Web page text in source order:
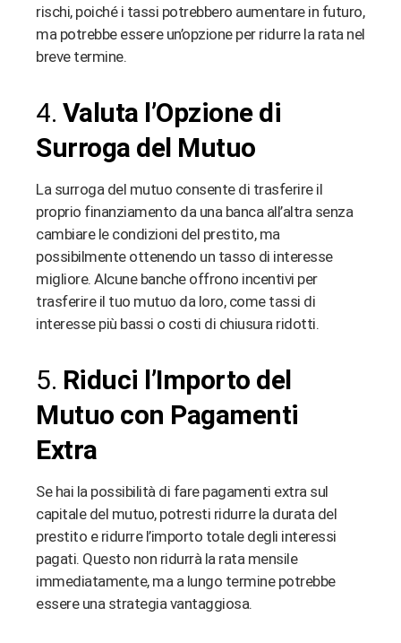
rischi, poiché i tassi potrebbero aumentare in futuro,
ma potrebbe essere un’opzione per ridurre la rata nel
breve termine.
4. Valuta l’Opzione di
Surroga del Mutuo
La surroga del mutuo consente di trasferire il
proprio finanziamento da una banca all’altra senza
cambiare le condizioni del prestito, ma
possibilmente ottenendo un tasso di interesse
migliore. Alcune banche offrono incentivi per
trasferire il tuo mutuo da loro, come tassi di
interesse più bassi o costi di chiusura ridotti.
5. Riduci l’Importo del
Mutuo con Pagamenti
Extra
Se hai la possibilità di fare pagamenti extra sul
capitale del mutuo, potresti ridurre la durata del
prestito e ridurre l’importo totale degli interessi
pagati. Questo non ridurrà la rata mensile
immediatamente, ma a lungo termine potrebbe
essere una strategia vantaggiosa.